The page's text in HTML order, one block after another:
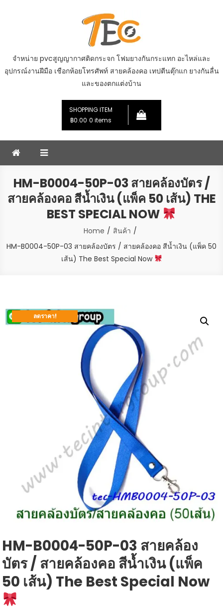
จำหน่าย pvcสูญญากาศติดกระจก โฟมยางกันกระแทก อะไหล่และ
อุปกรณ์งานฝีมือ เชือกห้อยโทรศัพท์ สายคล้องคอ เทปตีนตุ๊กแก ยางกันลื่น
และของตกแต่งบ้าน
SHOPPING ITEM
฿0.00 0 items
HM-B0004-50P-03 สายคล้องบัตร /
สายคล้องคอ สีน้ำเงิน (แพ็ค 50 เส้น) THE
BEST SPECIAL NOW
Home
สินค้า
HM-B0004-50P-03 สายคล้องบัตร / สายคล้องคอ สีน้ำเงิน (แพ็ค 50
เส้น) The Best Special Now
ลดราคา!
HM-B0004-50P-03 สายคล้อง
บัตร / สายคล้องคอ สีน้ำเงิน (แพ็ค
50 เส้น) The Best Special Now